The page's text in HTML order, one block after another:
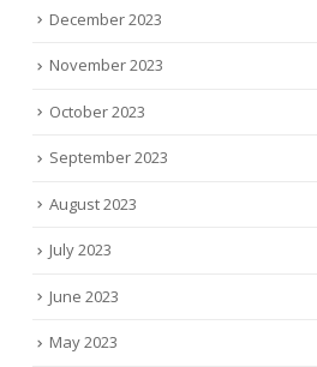
December 2023
November 2023
October 2023
September 2023
August 2023
July 2023
June 2023
May 2023